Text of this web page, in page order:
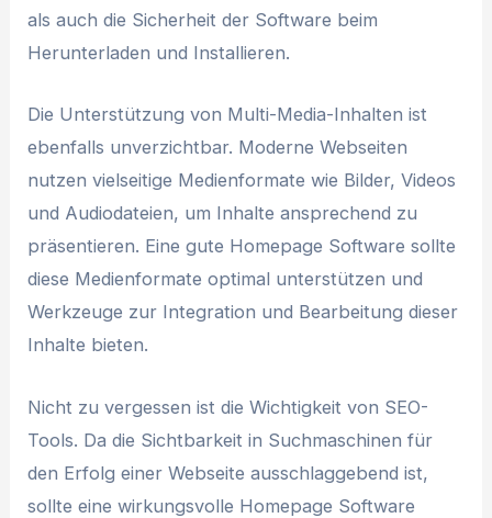
als auch die Sicherheit der Software beim
Herunterladen und Installieren.
Die Unterstützung von Multi-Media-Inhalten ist
ebenfalls unverzichtbar. Moderne Webseiten
nutzen vielseitige Medienformate wie Bilder, Videos
und Audiodateien, um Inhalte ansprechend zu
präsentieren. Eine gute Homepage Software sollte
diese Medienformate optimal unterstützen und
Werkzeuge zur Integration und Bearbeitung dieser
Inhalte bieten.
Nicht zu vergessen ist die Wichtigkeit von SEO-
Tools. Da die Sichtbarkeit in Suchmaschinen für
den Erfolg einer Webseite ausschlaggebend ist,
sollte eine wirkungsvolle Homepage Software